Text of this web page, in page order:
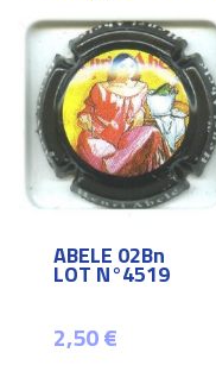
ABELE 02Bn
LOT N°4519
2,50 €